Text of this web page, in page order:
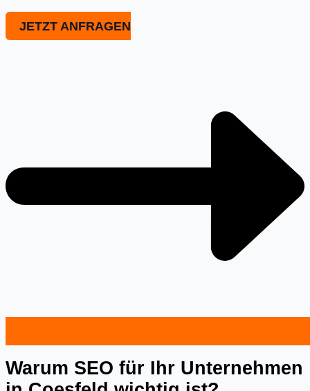
JETZT ANFRAGEN
Warum SEO für Ihr Unternehmen